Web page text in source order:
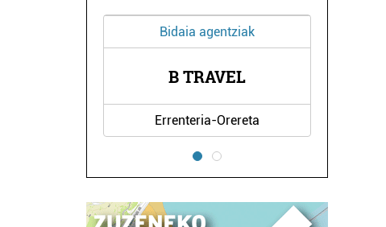
Bidaia agentziak
B TRAVEL
Errenteria-Orereta